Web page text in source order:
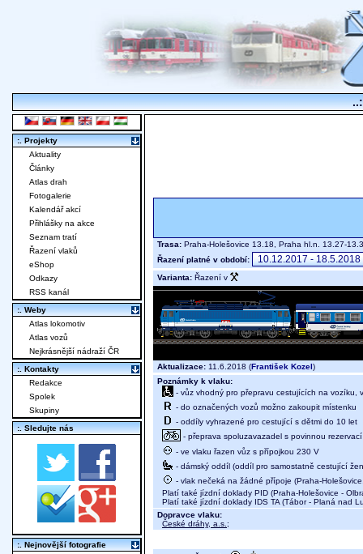
Trasa: Praha-Holešovice 13.18, Praha hl.n. 13.27-
Řazení platné v období:
Varianta: Řazení v
Aktualizace: 11.6.2018 (František Kozel)
Poznámky k vlaku:
- vůz vhodný pro přepravu cestujících na vozíku,
- do označených vozů možno zakoupit místenku
- oddíly vyhrazené pro cestující s dětmi do 10 let
- přeprava spoluzavazadel s povinnou
- ve vlaku řazen vůz s přípojkou 230 V
- dámský oddíl (oddíl pro samostatně cestující
- vlak nečeká na žádné přípoje (Praha-
Platí také jízdní doklady PID (Praha-Holešovice -
Platí také jízdní doklady IDS TA (Tábor - Planá nad
Dopravce vlaku:
České dráhy, a.s. ;
:. Projekty
Aktuality
Články
Atlas drah
Fotogalerie
Kalendář akcí
Přihlášky na akce
Seznam tratí
Řazení vlaků
eShop
Odkazy
RSS kanál
:. Weby
Atlas lokomotiv
Atlas vozů
Nejkrásnější nádraží ČR
:. Kontakty
Redakce
Spolek
Skupiny
:. Sledujte nás
:. Nejnovější fotografie